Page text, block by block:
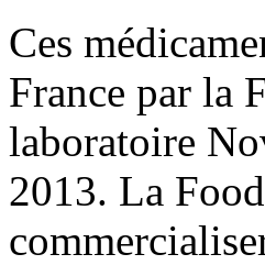
Ces
France par la
laboratoire
2013. La